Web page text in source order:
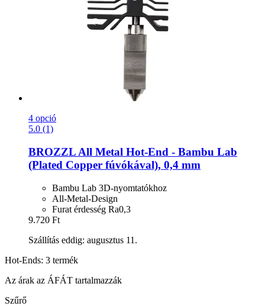
4 opció
5.0 (1)
BROZZL All Metal Hot-​End -​ Bambu Lab
(Plated Copper fúvókával), 0,4 mm
Bambu Lab 3D-nyomtatókhoz
All-Metal-Design
Furat érdesség Ra0,3
9.720 Ft
Szállítás eddig: augusztus 11.
Hot-Ends: 3 termék
Az árak az ÁFÁT tartalmazzák
Szűrő